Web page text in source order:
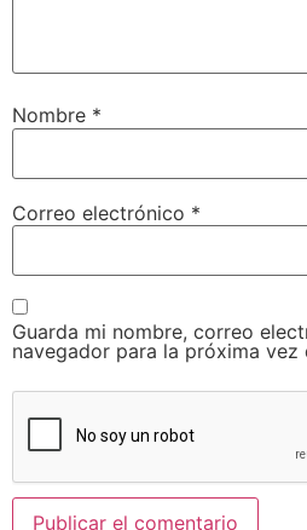
Nombre *
Correo electrónico *
Guarda mi nombre, correo
navegador para la próxima vez